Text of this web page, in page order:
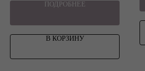
ПОДРОБНЕЕ
В КОРЗИНУ
NEW
Sale